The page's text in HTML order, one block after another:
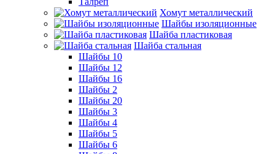
Хомут металлический
Шайбы изоляционные
Шайба пластиковая
Шайба стальная
Шайбы 10
Шайбы 12
Шайбы 16
Шайбы 2
Шайбы 20
Шайбы 3
Шайбы 4
Шайбы 5
Шайбы 6